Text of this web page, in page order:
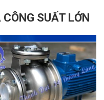
SUẤT LỚN